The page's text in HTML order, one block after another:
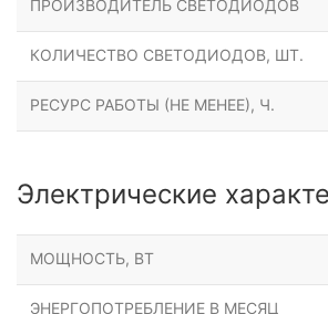
ПРОИЗВОДИТЕЛЬ СВЕТОДИОДОВ
КОЛИЧЕСТВО СВЕТОДИОДОВ, ШТ.
РЕСУРС РАБОТЫ (НЕ МЕНЕЕ), Ч.
Электрические
МОЩНОСТЬ, ВТ
ЭНЕРГОПОТРЕБЛЕНИЕ В МЕСЯЦ